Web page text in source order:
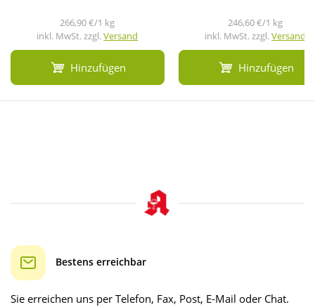
266,90 €/1 kg
inkl. MwSt. zzgl.Versand
Hinzufügen
246,60 €/1 kg
inkl. MwSt. zzgl.Versand
Hinzufügen
Bestens erreichbar
Sie erreichen uns per Telefon, Fax, Post, E-Mail oder Chat.